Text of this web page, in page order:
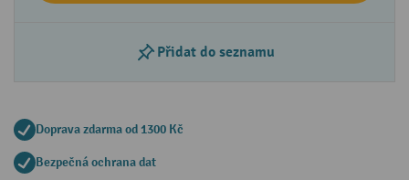
Přidat do seznamu
Doprava zdarma od 1300 Kč
Bezpečná ochrana dat